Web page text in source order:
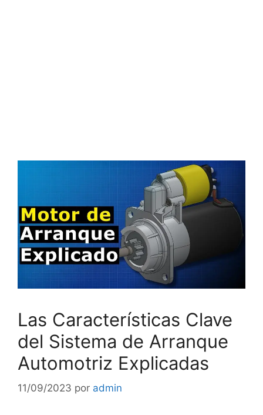
Las Características Clave
del Sistema de Arranque
Automotriz Explicadas
11/09/2023 por admin